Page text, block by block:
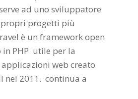
ad uno sviluppatore
progetti più
è un framework open
PHP utile per la
web creato
nel 2011. continua a